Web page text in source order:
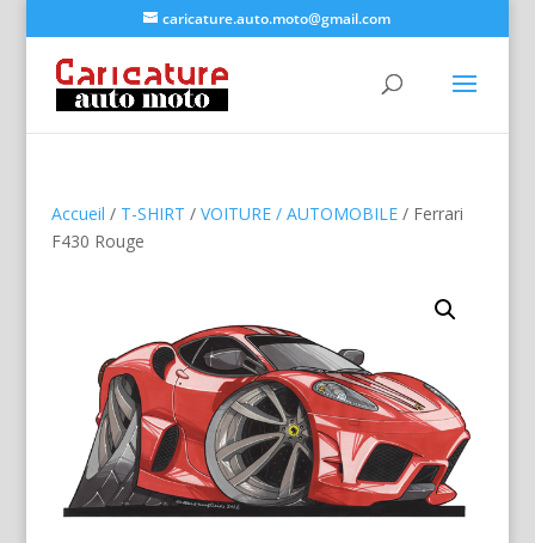
caricature.auto.moto@gmail.com
Accueil / T-SHIRT / VOITURE / AUTOMOBILE/ Ferrari
F430 Rouge